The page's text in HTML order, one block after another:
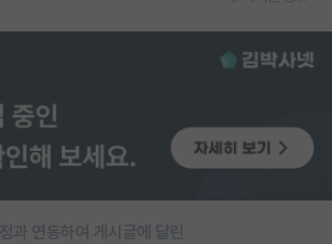
과 연동하여 게시글에 달린